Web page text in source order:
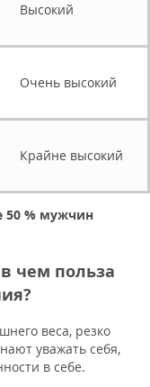
Высокий
Очень высокий
Крайне высокий
50 % мужчин
чем польза
веса, резко
уважать себя,
в себе.